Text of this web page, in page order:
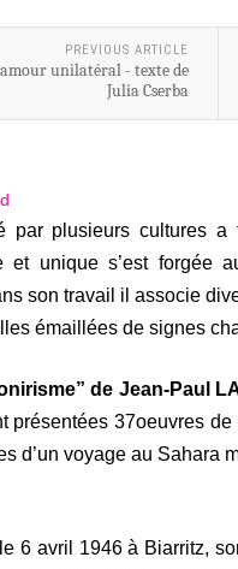
PREVIOUS ARTICLE
unilatéral - texte de
Julia Cserba
par plusieurs cultures
et unique s’est
son travail il associe
émaillées de signes
de Jean-Paul
présentées 37oeuvres
d’un voyage au Sahara
6 avril 1946 à Biarritz,